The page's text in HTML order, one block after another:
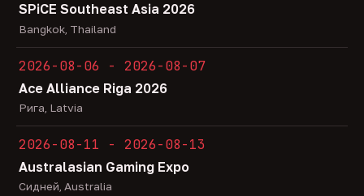
SPiCE Southeast Asia 2026
Bangkok, Thailand
2026-08-06 - 2026-08-07
Ace Alliance Riga 2026
Рига, Latvia
2026-08-11 - 2026-08-13
Australasian Gaming Expo
Сидней, Australia